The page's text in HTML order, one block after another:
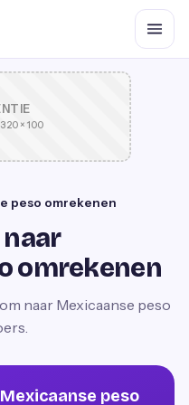
× 100
peso omrekenen
omrekenen
naar Mexicaanse peso
peso